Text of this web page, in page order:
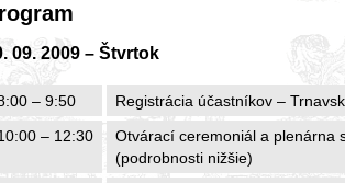
09. 2009 – Štvrtok
– 9:50
Registrácia účastníkov –
– 12:30
Otvárací ceremoniál a plenárna
(podrobnosti nižšie)